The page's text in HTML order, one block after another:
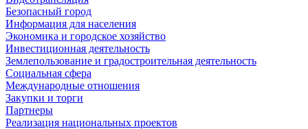
Безопасный город
Информация для населения
Экономика и городское хозяйство
Инвестиционная деятельность
Землепользование и градостроительная деятельность
Социальная сфера
Международные отношения
Закупки и торги
Партнеры
Реализация национальных проектов